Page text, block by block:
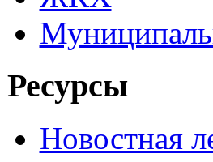
Ресурсы
Новостная